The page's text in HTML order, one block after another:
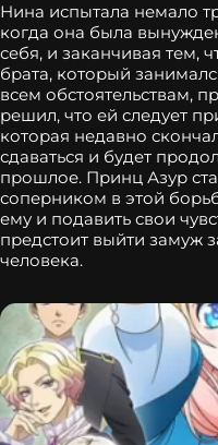
Нина испытала немало
когда она была
себя, и заканчивая тем,
брата, который
всем обстоятельствам,
решил, что ей следует
которая недавно
сдаваться и будет
прошлое. Принц Азур
соперником в этой
ему и подавить свои
предстоит выйти замуж
человека.